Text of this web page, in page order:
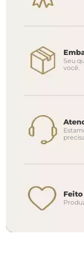
Seu
você.